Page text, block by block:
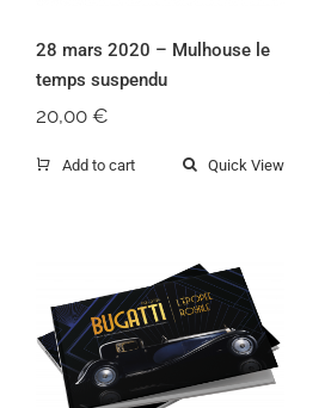
28 mars 2020 – Mulhouse le
temps suspendu
20,00 €
Add to cart Quick View
Bretzel Garage –
Tome 5 – Bugatti –
L’épopée royale